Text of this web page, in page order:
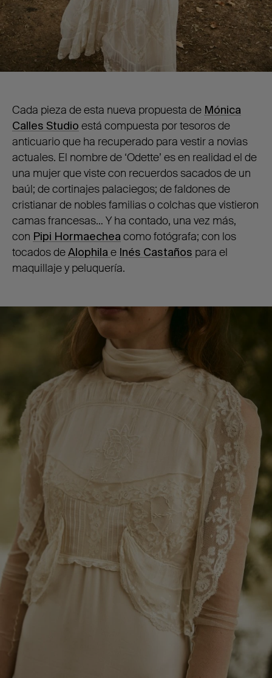
Cada pieza de esta nueva propuesta de Mónica
Calles Studio está compuesta por tesoros de
anticuario que ha recuperado para vestir a novias
actuales. El nombre de ‘Odette’ es en realidad el de
una mujer que viste con recuerdos sacados de un
baúl; de cortinajes palaciegos; de faldones de
cristianar de nobles familias o colchas que vistieron
camas francesas… Y ha contado, una vez más,
con Pipi Hormaechea como fotógrafa; con los
tocados deAlophila e Inés Castaños para el
maquillaje y peluquería.